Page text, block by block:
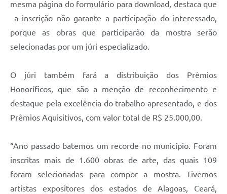
mesma página do formulário para download, destaca que
a inscrição não garante a participação do interessado,
porque as obras que participarão da mostra serão
selecionadas por um júri especializado.
O júri também fará a distribuição dos Prêmios
Honoríficos, que são a menção de reconhecimento e
destaque pela excelência do trabalho apresentado, e dos
Prêmios Aquisitivos, com valor total de R$ 25.000,00.
“Ano passado batemos um recorde no município. Foram
inscritas mais de 1.600 obras de arte, das quais 109
foram selecionadas para compor a mostra. Tivemos
artistas expositores dos estados de Alagoas, Ceará,